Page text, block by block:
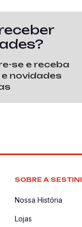
se e receba
novidades
SOBRE A SESTINI
Nossa História
Lojas